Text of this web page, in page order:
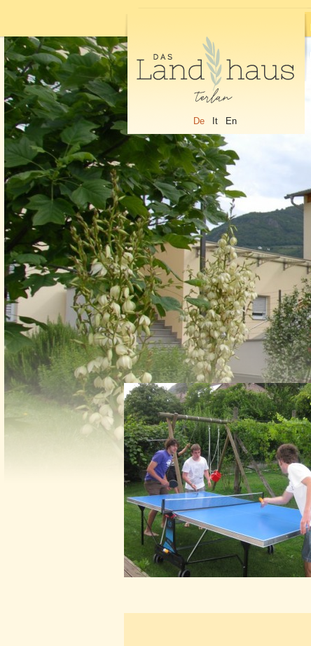
De It En